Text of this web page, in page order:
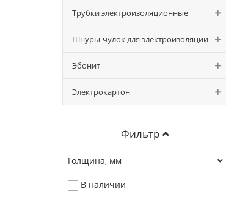
Трубки электроизоляционные
Шнуры-чулок для электроизоляции
Эбонит
Электрокартон
Фильтр
Толщина, мм
В наличии